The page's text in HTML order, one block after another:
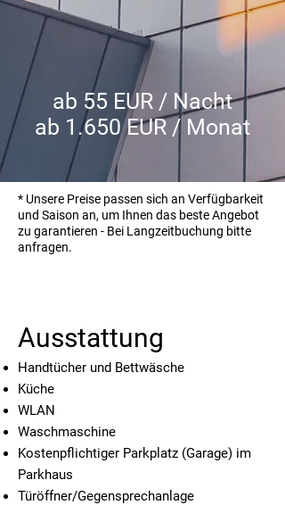
ab 55 EUR / Nacht
ab 1.650 EUR / Monat
* Unsere Preise passen sich an Verfügbarkeit
und Saison an, um Ihnen das beste Angebot
zu garantieren - Bei Langzeitbuchung bitte
anfragen.
Ausstattung
Handtücher und Bettwäsche
Küche
WLAN
Waschmaschine
Kostenpflichtiger Parkplatz (Garage) im
Parkhaus
Türöffner/Gegensprechanlage